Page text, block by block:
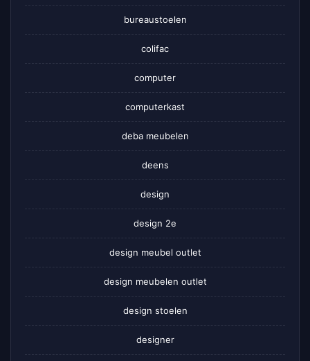
bureaustoelen
colifac
computer
computerkast
deba meubelen
deens
design
design 2e
design meubel outlet
design meubelen outlet
design stoelen
designer